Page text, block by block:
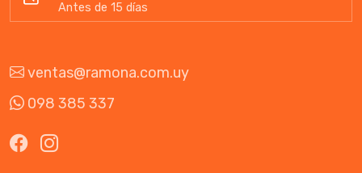
Antes de 15 días
ventas@ramona.com.uy
098 385 337